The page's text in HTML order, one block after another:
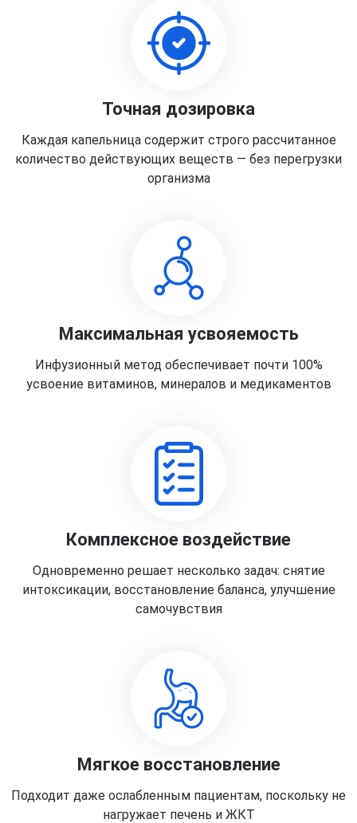
Точная дозировка
Каждая капельница содержит строго рассчитанное
количество действующих веществ — без перегрузки
организма
Максимальная усвояемость
Инфузионный метод обеспечивает почти 100%
усвоение витаминов, минералов и медикаментов
Комплексное воздействие
Одновременно решает несколько задач: снятие
интоксикации, восстановление баланса, улучшение
самочувствия
Мягкое восстановление
Подходит даже ослабленным пациентам, поскольку не
нагружает печень и ЖКТ